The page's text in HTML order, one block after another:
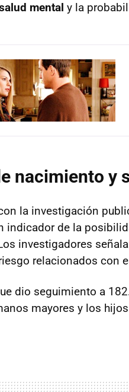
mental y la
nacimiento y
la investigación
indicador de la
investigadores
relacionados con
dio seguimiento a
mayores y los